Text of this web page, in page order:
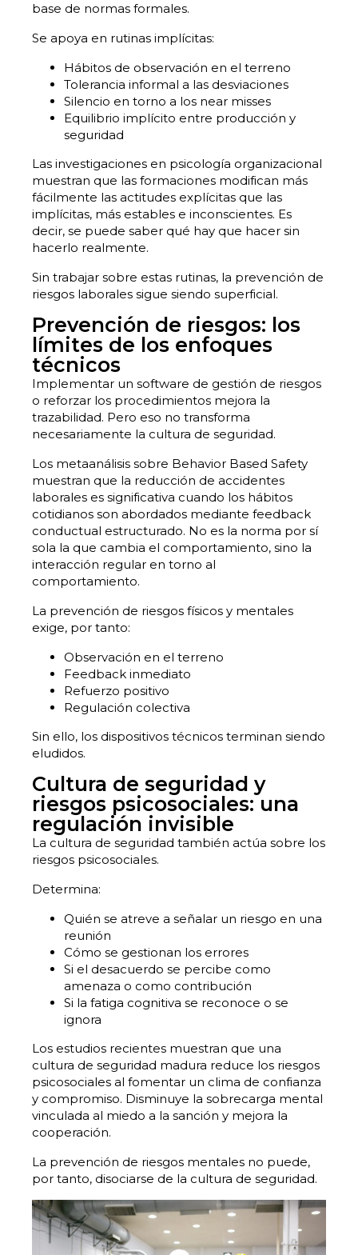
base de normas formales.
Se apoya en rutinas implícitas:
Hábitos de observación en el terreno
Tolerancia informal a las desviaciones
Silencio en torno a los near misses
Equilibrio implícito entre producción y
seguridad
Las investigaciones en psicología organizacional
muestran que las formaciones modifican más
fácilmente las actitudes explícitas que las
implícitas, más estables e inconscientes. Es
decir, se puede saber qué hay que hacer sin
hacerlo realmente.
Sin trabajar sobre estas rutinas, la prevención de
riesgos laborales sigue siendo superficial.
Prevención de riesgos: los
límites de los enfoques
técnicos
Implementar un software de gestión de riesgos
o reforzar los procedimientos mejora la
trazabilidad. Pero eso no transforma
necesariamente la cultura de seguridad.
Los metaanálisis sobre Behavior Based Safety
muestran que la reducción de accidentes
laborales es significativa cuando los hábitos
cotidianos son abordados mediante feedback
conductual estructurado. No es la norma por sí
sola la que cambia el comportamiento, sino la
interacción regular en torno al
comportamiento.
La prevención de riesgos físicos y mentales
exige, por tanto:
Observación en el terreno
Feedback inmediato
Refuerzo positivo
Regulación colectiva
Sin ello, los dispositivos técnicos terminan siendo
eludidos.
Cultura de seguridad y
riesgos psicosociales: una
regulación invisible
La cultura de seguridad también actúa sobre los
riesgos psicosociales.
Determina:
Quién se atreve a señalar un riesgo en una
reunión
Cómo se gestionan los errores
Si el desacuerdo se percibe como
amenaza o como contribución
Si la fatiga cognitiva se reconoce o se
ignora
Los estudios recientes muestran que una
cultura de seguridad madura reduce los riesgos
psicosociales al fomentar un clima de confianza
y compromiso. Disminuye la sobrecarga mental
vinculada al miedo a la sanción y mejora la
cooperación.
La prevención de riesgos mentales no puede,
por tanto, disociarse de la cultura de seguridad.